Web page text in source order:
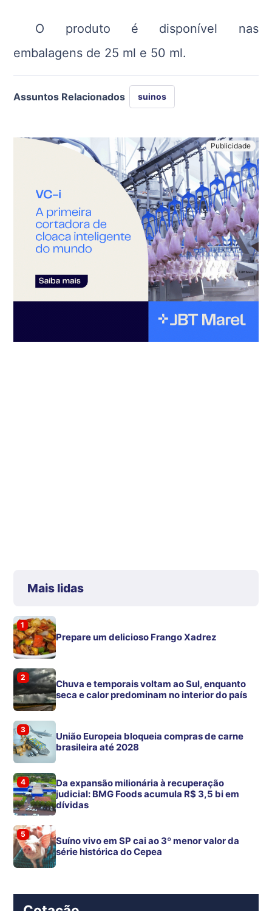
O produto é disponível nas
embalagens de 25 ml e 50 ml.
Assuntos Relacionados suinos
Mais lidas
1
Prepare um delicioso Frango Xadrez
2
Chuva e temporais voltam ao Sul, enquanto
seca e calor predominam no interior do país
3
União Europeia bloqueia compras de carne
brasileira até 2028
4
Da expansão milionária à recuperação
judicial: BMG Foods acumula R$ 3,5 bi em
dívidas
5
Suíno vivo em SP cai ao 3º menor valor da
série histórica do Cepea